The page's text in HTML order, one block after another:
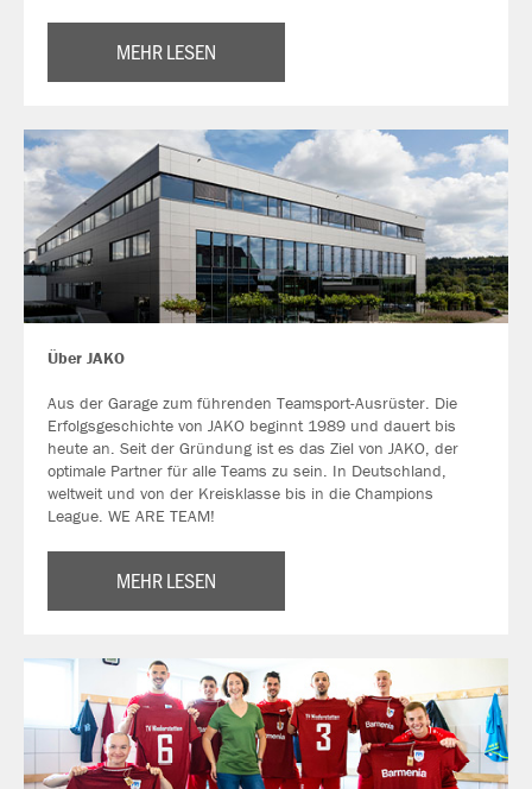
MEHR LESEN
Über JAKO
Aus der Garage zum führenden Teamsport-Ausrüster. Die
Erfolgsgeschichte von JAKO beginnt 1989 und dauert bis
heute an. Seit der Gründung ist es das Ziel von JAKO, der
optimale Partner für alle Teams zu sein. In Deutschland,
weltweit und von der Kreisklasse bis in die Champions
League. WE ARE TEAM!
MEHR LESEN